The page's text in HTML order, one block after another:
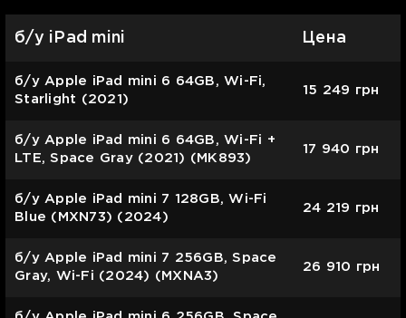
б/у iPad mini Цена
б/у Apple iPad mini 6 64GB, Wi-Fi,
Starlight (2021)
15 249 грн
б/у Apple iPad mini 6 64GB, Wi-Fi +
LTE, Space Gray (2021) (MK893)
17 940 грн
б/у Apple iPad mini 7 128GB, Wi-Fi
Blue (MXN73) (2024)
24 219 грн
б/у Apple iPad mini 7 256GB, Space
Gray, Wi-Fi (2024) (MXNA3)
26 910 грн